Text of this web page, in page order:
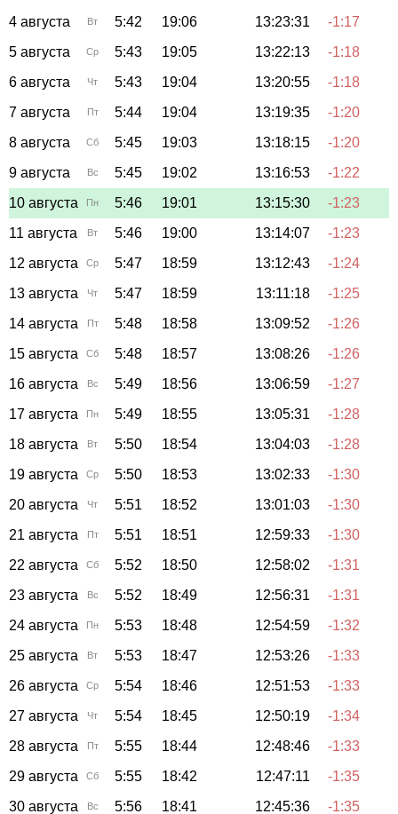
4 августа
Вт 5:42 19:06 13:23:31
-1:17
5 августа
Ср 5:43 19:05 13:22:13
-1:18
6 августа
Чт 5:43 19:04 13:20:55
-1:18
7 августа
Пт 5:44 19:04 13:19:35
-1:20
8 августа
Сб 5:45 19:03 13:18:15
-1:20
9 августа
Вс 5:45 19:02 13:16:53
-1:22
10 августа
Пн 5:46 19:01 13:15:30
-1:23
11 августа
Вт 5:46 19:00 13:14:07
-1:23
12 августа
Ср 5:47 18:59 13:12:43
-1:24
13 августа
Чт 5:47 18:59 13:11:18
-1:25
14 августа
Пт 5:48 18:58 13:09:52
-1:26
15 августа
Сб 5:48 18:57 13:08:26
-1:26
16 августа
Вс 5:49 18:56 13:06:59
-1:27
17 августа
Пн 5:49 18:55 13:05:31
-1:28
18 августа
Вт 5:50 18:54 13:04:03
-1:28
19 августа
Ср 5:50 18:53 13:02:33
-1:30
20 августа
Чт 5:51 18:52 13:01:03
-1:30
21 августа
Пт 5:51 18:51 12:59:33
-1:30
22 августа
Сб 5:52 18:50 12:58:02
-1:31
23 августа
Вс 5:52 18:49 12:56:31
-1:31
24 августа
Пн 5:53 18:48 12:54:59
-1:32
25 августа
Вт 5:53 18:47 12:53:26
-1:33
26 августа
Ср 5:54 18:46 12:51:53
-1:33
27 августа
Чт 5:54 18:45 12:50:19
-1:34
28 августа
Пт 5:55 18:44 12:48:46
-1:33
29 августа
Сб 5:55 18:42 12:47:11
-1:35
30 августа
Вс 5:56 18:41 12:45:36 -1:35